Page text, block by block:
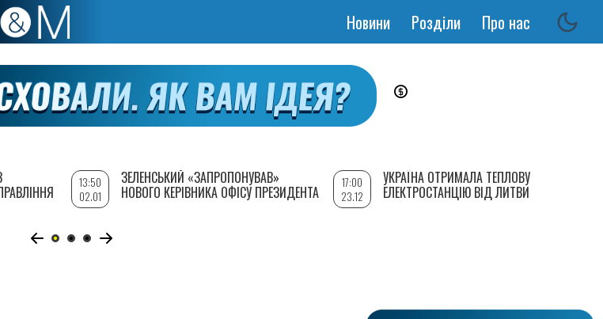
Основная
Новини Розділи Про нас
13:50
02.01
ЗЕЛЕНСЬКИЙ «ЗАПРОПОНУВАВ»
НОВОГО КЕРІВНИКА ОФІСУ ПРЕЗИДЕНТА
17:00
23.12
УКРАЇНА ОТРИМАЛА ТЕПЛОВУ
ЕЛЕКТРОСТАНЦІЮ ВІД ЛИТВИ